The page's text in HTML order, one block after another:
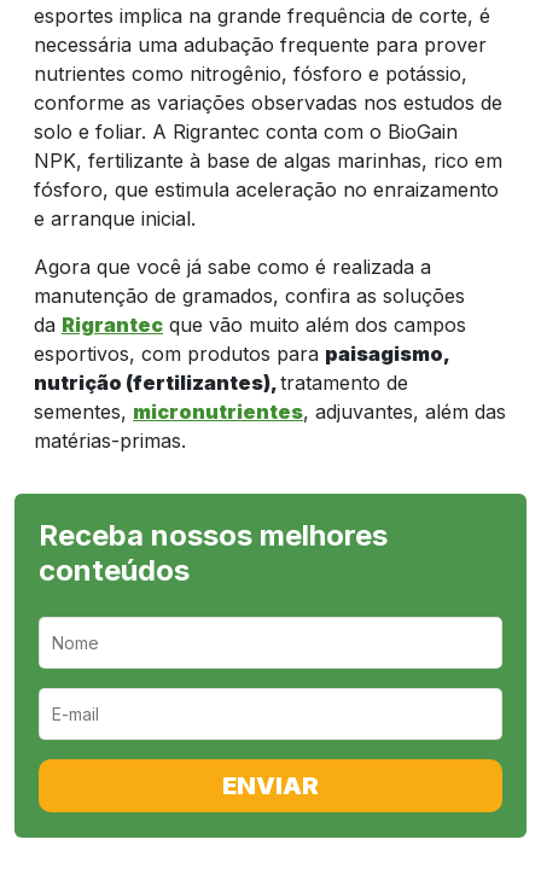
esportes implica na grande frequência de corte, é
necessária uma adubação frequente para prover
nutrientes como nitrogênio, fósforo e potássio,
conforme as variações observadas nos estudos de
solo e foliar. A Rigrantec conta com o BioGain
NPK, fertilizante à base de algas marinhas, rico em
fósforo, que estimula aceleração no enraizamento
e arranque inicial.
Agora que você já sabe como é realizada a
manutenção de gramados, confira as soluções
da Rigrantec que vão muito além dos campos
esportivos, com produtos para paisagismo,
nutrição (fertilizantes),tratamento de
sementes, micronutrientes, adjuvantes, além das
matérias-primas.
Receba nossos melhores
conteúdos
ENVIAR